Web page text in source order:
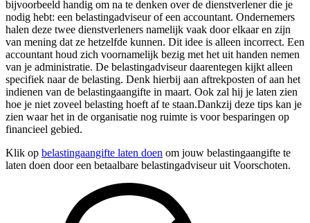
bijvoorbeeld handig om na te denken over de dienstverlener die je
nodig hebt: een belastingadviseur of een accountant. Ondernemers
halen deze twee dienstverleners namelijk vaak door elkaar en zijn
van mening dat ze hetzelfde kunnen. Dit idee is alleen incorrect. Een
accountant houd zich voornamelijk bezig met het uit handen nemen
van je administratie. De belastingadviseur daarentegen kijkt alleen
specifiek naar de belasting. Denk hierbij aan aftrekposten of aan het
indienen van de belastingaangifte in maart. Ook zal hij je laten zien
hoe je niet zoveel belasting hoeft af te staan.Dankzij deze tips kan je
zien waar het in de organisatie nog ruimte is voor besparingen op
financieel gebied.
Klik op belastingaangifte laten doen om jouw belastingaangifte te
laten doen door een betaalbare belastingadviseur uit Voorschoten.